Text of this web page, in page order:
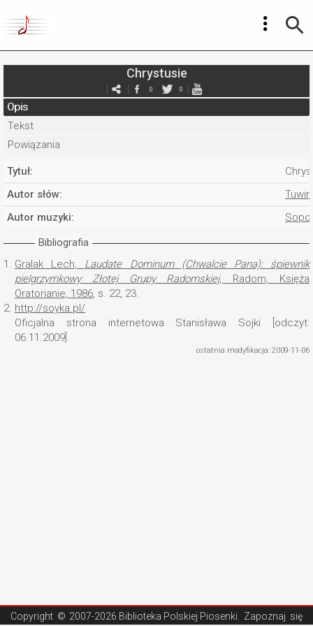
Chrystusie
0 0
Opis
Tekst
Powiązania
Tytuł:
Autor słów:
Autor muzyki:
Bibliografia
1. Gralak Lech, Laudate Dominum (Chwalcie Pana): śpiewnik
pielgrzymkowy Złotej Grupy Radomskiej, Radom, Księża
Oratorianie, 1986, s. 22, 23.
2. http://soyka.pl/
Oficjalna strona internetowa Stanisława Sojki [odczyt:
06.11.2009].
ostatnia modyfikacja: 2009-11-06
Copyright © 2007-2026 Biblioteka Polskiej Piosenki . Zapoznaj się